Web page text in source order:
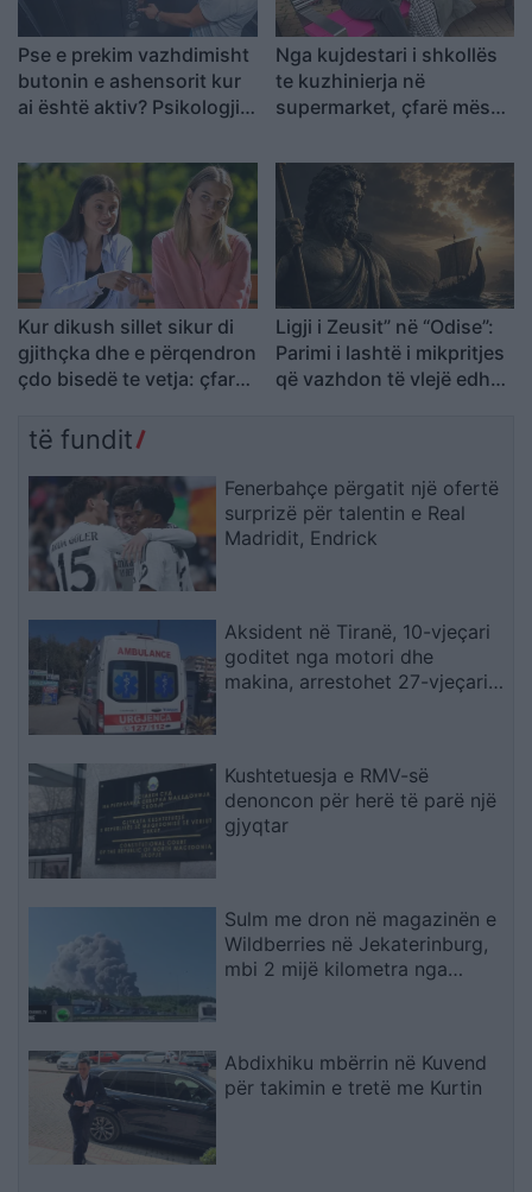
Pse e prekim vazhdimisht
butonin e ashensorit kur
ai është aktiv? Psikologjia
Nga kujdestari i shkollës
te kuzhinierja në
supermarket, çfarë mësoi
bisedash me të panjohur
Kur dikush sillet sikur di
gjithçka dhe e përqendron
çdo bisedë te vetja: çfarë
Ligji i Zeusit” në “Odise”:
Parimi i lashtë i mikpritjes
që vazhdon të vlejë edhe
të fundit
Fenerbahçe përgatit një ofertë
surprizë për talentin e Real
Madridit, Endrick
Aksident në Tiranë, 10-vjeçari
goditet nga motori dhe
makina, arrestohet 27-vjeçari,
Kushtetuesja e RMV-së
denoncon për herë të parë një
gjyqtar
Sulm me dron në magazinën e
Wildberries në Jekaterinburg,
mbi 2 mijë kilometra nga
Abdixhiku mbërrin në Kuvend
për takimin e tretë me Kurtin